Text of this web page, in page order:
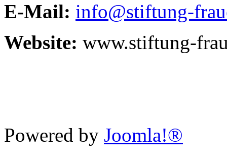
E-Mail: info@stiftung-
Website: www.stiftung-
Powered by Joomla!®